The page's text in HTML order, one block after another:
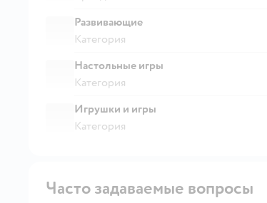
Развивающие
Категория
Настольные игры
Категория
Игрушки и игры
Категория
Часто задаваемые вопросы